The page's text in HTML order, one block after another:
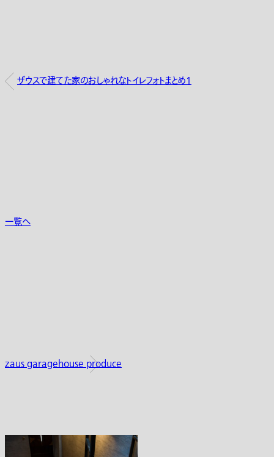
ザウスで建てた家のおしゃれなトイレフォトまとめ1
一覧へ
zaus garagehouse produce